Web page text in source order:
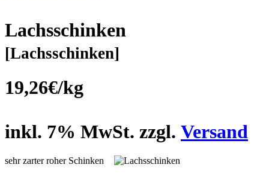
Lachsschinken
[Lachsschinken]
19,26€/kg
inkl. 7% MwSt. zzgl. Versand
sehr zarter roher Schinken